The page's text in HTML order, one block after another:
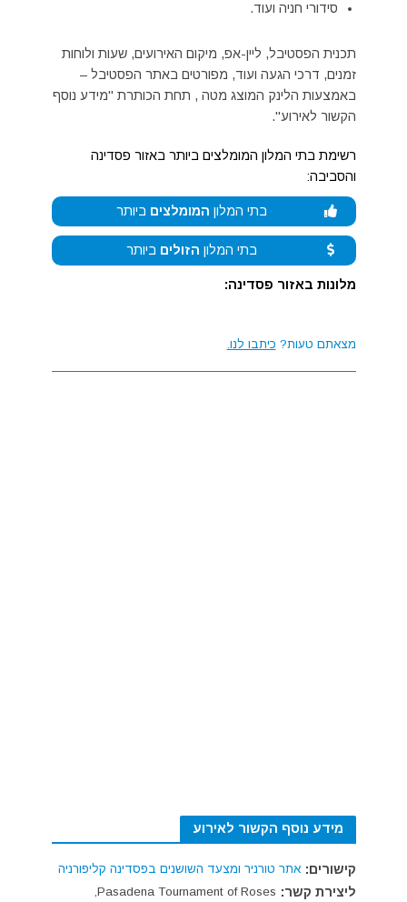
סידורי חניה ועוד.
תכנית הפסטיבל, ליין-אפ, מיקום האירועים, שעות ולוחות
זמנים, דרכי הגעה ועוד, מפורטים באתר הפסטיבל –
באמצעות הלינק המוצג מטה , תחת הכותרת "מידע נוסף
הקשור לאירוע".
רשימת בתי המלון המומלצים ביותר באזור פסדינה
והסביבה:
בתי המלון המומלצים ביותר
בתי המלון הזולים ביותר
מלונות באזור פסדינה:
מצאתם טעות? כיתבו לנו.
מידע נוסף הקשור לאירוע
קישורים: אתר טורניר ומצעד השושנים בפסדינה קליפורניה
ליצירת קשר: Pasadena Tournament of Roses,